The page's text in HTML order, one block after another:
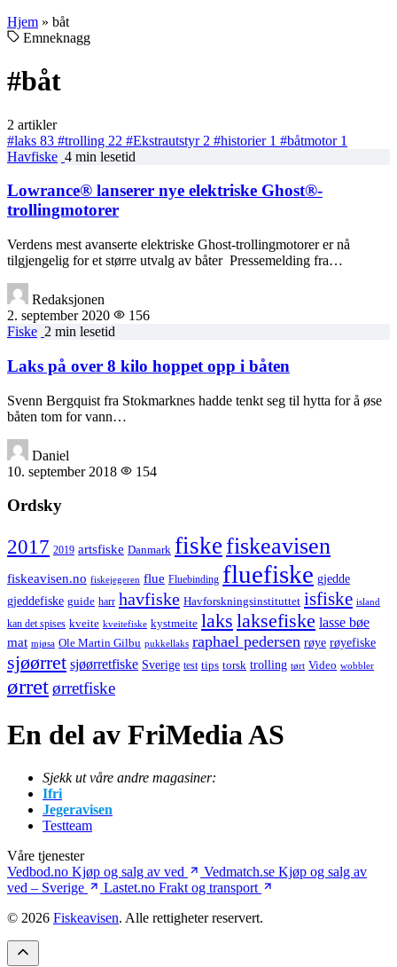
Hjem » båt
Emneknagg
#båt
2 artikler
#laks 83 #trolling 22 #Ekstrautstyr 2 #historier 1 #båtmotor 1
Havfiske 4 min lesetid
Lowrance® lanserer nye elektriske Ghost®-
trollingmotorer
Verdens mest avanserte elektriske Ghost-trollingmotorer er nå
tilgjengelig for et større utvalg av båter Pressemelding fra…
Redaksjonen
2. september 2020
156
Fiske 2 min lesetid
Laks på over 8 kilo hoppet opp i båten
Svenn Bergquist fra Stokmarknes hadde tenkt seg til hytta for å øse
båten tom for vann…
Daniel
10. september 2018
154
Ordsky
2017 2019 artsfiske Danmark fiskefiskeavisen
fiskeavisen.no fiskejegeren flue Fluebinding fluefiske gjedde
gjeddefiske guide harr havfiske Havforskningsinstituttet isfiske island
kan det spises kveite kveitefiske kystmeite laks laksefiske lasse bøe
mat mjøsa Ole Martin Gilbu pukkellaks raphael pedersen røye røyefiske
sjøørret sjøørretfiske Sverige test tips torsk trolling tørt Video wobbler
ørretørretfiske
En del av FriMedia AS
Sjekk ut våre andre magasiner:
Ifri
Jegeravisen
Testteam
Våre tjenester
Vedbod.no Kjøp og salg av ved Vedmatch.se Kjøp og salg av
ved – Sverige
Lastet.no Frakt og transport
© 2026 Fiskeavisen. Alle rettigheter reservert.